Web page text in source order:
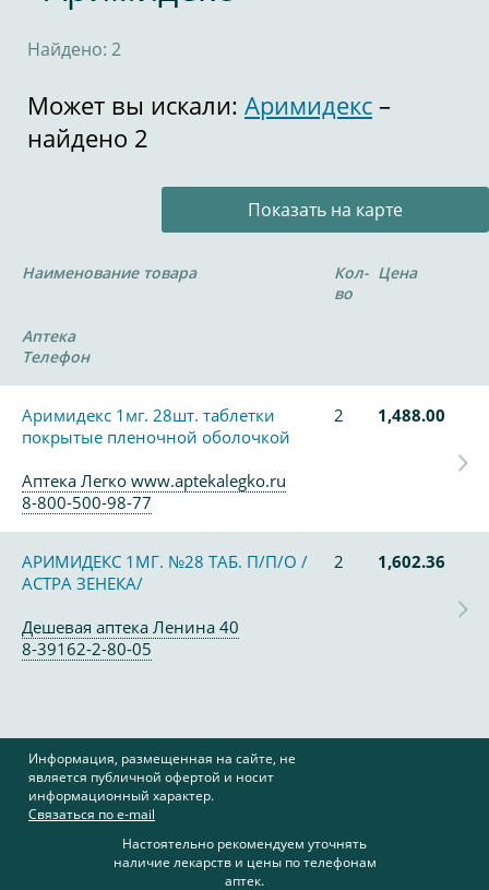
Найдено: 2
Может вы искали: Аримидекс –
найдено 2
Показать на карте
Наименование товара
Кол-
во
Цена
Аптека
Телефон
Аримидекс 1мг. 28шт. таблетки
покрытые пленочной оболочкой
2 1,488.00
Аптека Легко www.aptekalegko.ru
8-800-500-98-77
АРИМИДЕКС 1МГ. №28 ТАБ. П/П/О /
АСТРА ЗЕНЕКА/
2 1,602.36
Дешевая аптека Ленина 40
8-39162-2-80-05
Информация, размещенная на сайте, не
является публичной офертой и носит
информационный характер.
Связаться по e-mail
Настоятельно рекомендуем уточнять
наличие лекарств и цены по телефонам
аптек.